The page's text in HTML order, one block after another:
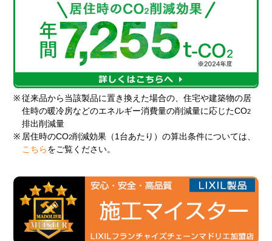
※ 従来品から当該製品に置き換えた場合の、住宅や建築物の居
住時の暖冷房などのエネルギー消費量の削減量に応じたCO2
排出削減量
※ 居住時のCO2削減効果（1台あたり）の算出条件については、
こちら をご覧ください。